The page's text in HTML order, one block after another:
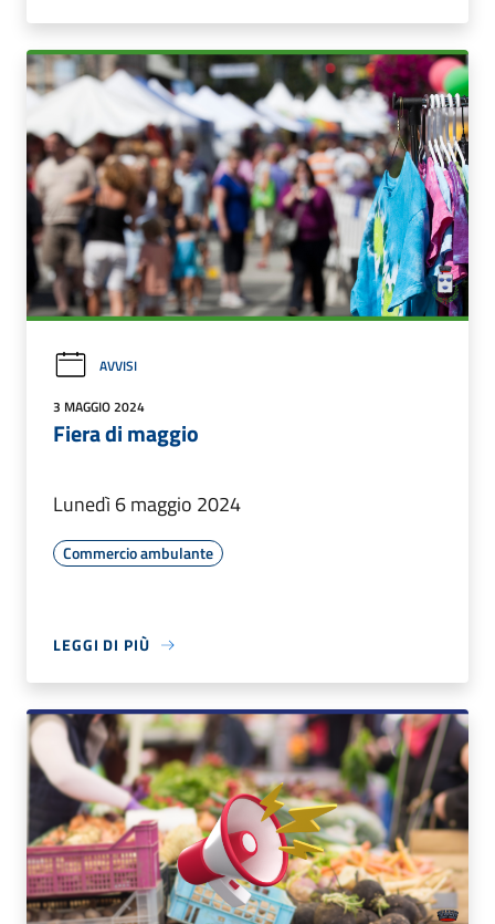
AVVISI
3 MAGGIO 2024
Fiera di maggio
Lunedì 6 maggio 2024
Commercio ambulante
LEGGI DI PIÙ